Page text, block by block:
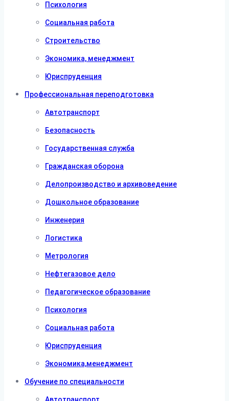
Психология
Социальная работа
Строительство
Экономика, менеджмент
Юриспруденция
Профессиональная переподготовка
Автотранспорт
Безопасность
Государственная служба
Гражданская оборона
Делопроизводство и архивоведение
Дошкольное образование
Инженерия
Логистика
Метрология
Нефтегазовое дело
Педагогическое образование
Психология
Социальная работа
Юриспруденция
Экономика,менеджмент
Обучение по специальности